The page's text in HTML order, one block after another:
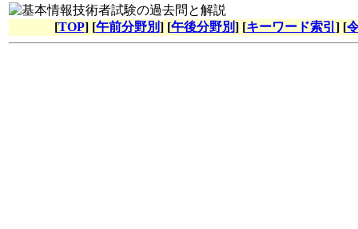
[TOP] [午前分野別] [午後分野別] [キーワード索引 ] [